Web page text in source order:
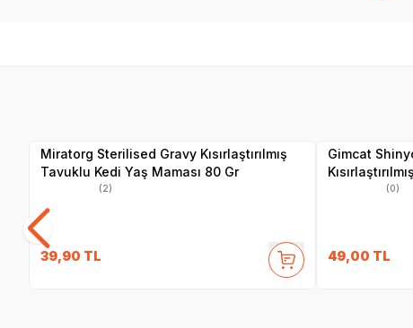
Miratorg Sterilised Gravy Kısırlaştırılmış
Tavuklu Kedi Yaş Maması 80 Gr
(2)
39,90 TL
Gimcat
(0)
49,00 TL